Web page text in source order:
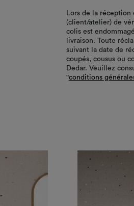
Lors de la
(client/atelier) de
colis est
livraison. Toute
suivant la date de
coupés, cousus ou
Dedar. Veuillez
"conditions